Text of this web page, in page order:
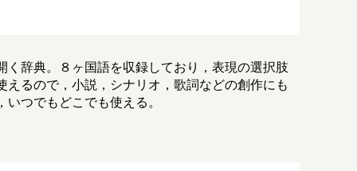
辞典。８ヶ国語を収録しており，表現の選択肢
るので，小説，シナリオ，歌詞などの創作にも
つでもどこでも使える。